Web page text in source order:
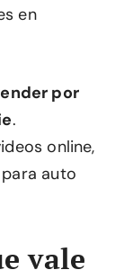
en
por
.
online,
auto
vale